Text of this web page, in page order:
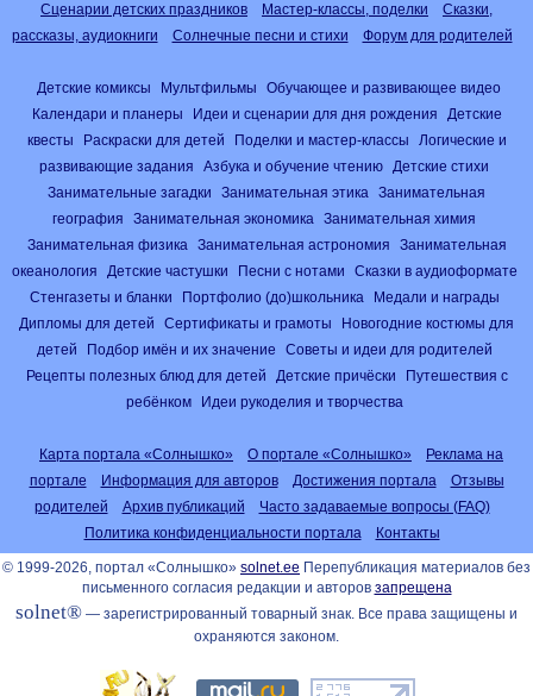
Сценарии детских праздников
Мастер-классы, поделки
Сказки,
рассказы, аудиокниги
Солнечные песни и стихи Форум для родителей
Детские комиксы Мультфильмы
Обучающее и развивающее видео
Календари и планеры
Идеи и сценарии для дня рождения
Детские
квесты
Раскраски для детей Поделки и мастер-классы
Логические и
развивающие задания
Азбука и обучение чтению
Детские стихи
Занимательные загадки
Занимательная этика
Занимательная
география
Занимательная экономика
Занимательная химия
Занимательная физика
Занимательная астрономия
Занимательная
океанология
Детские частушки Песни с нотами
Сказки в аудиоформате
Стенгазеты и бланки
Портфолио (до)школьника
Медали и награды
Дипломы для детей
Сертификаты и грамоты
Новогодние костюмы для
детей
Подбор имён и их значение
Советы и идеи для родителей
Рецепты полезных блюд для детей
Детские причёски
Путешествия с
ребёнком
Идеи рукоделия и творчества
Карта портала «Солнышко» О портале «Солнышко»
Реклама на
портале
Информация для авторов Достижения портала
Отзывы
родителей
Архив публикаций
Часто задаваемые вопросы (FAQ)
Политика конфиденциальности портала
Контакты
© 1999-2026, портал «Солнышко» solnet.ee Перепубликация материалов без
письменного согласия редакции и авторов запрещена
solnet® — зарегистрированный товарный знак. Все права защищены и
охраняются законом.